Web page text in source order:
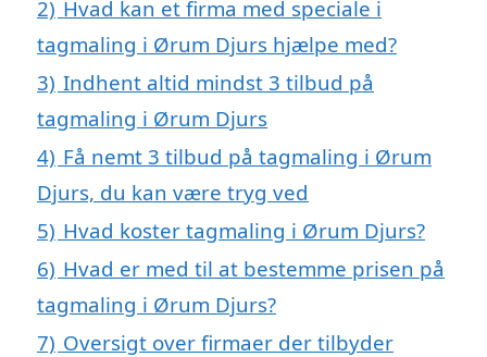
2) Hvad kan et firma med speciale i
tagmaling i Ørum Djurs hjælpe med?
3) Indhent altid mindst 3 tilbud på
tagmaling i Ørum Djurs
4) Få nemt 3 tilbud på tagmaling i Ørum
Djurs, du kan være tryg ved
5) Hvad koster tagmaling i Ørum Djurs?
6) Hvad er med til at bestemme prisen på
tagmaling i Ørum Djurs?
7) Oversigt over firmaer der tilbyder